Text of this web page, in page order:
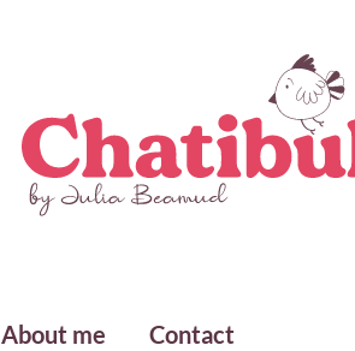
About me Contact